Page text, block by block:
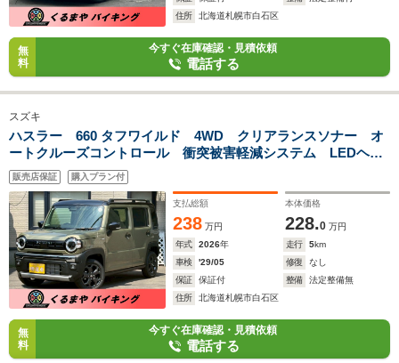
住所
北海道札幌市白石区
無
料
今すぐ在庫確認・見積依頼
電話する
スズキ
ハスラー 660 タフワイルド 4WD クリアランスソナー オ
ートクルーズコントロール 衝突被害軽減システム LEDヘッ
ドランプ ヘッドライトウォッシャー スマートキー アイド
リングストップ シートヒーター CVT 盗難防止システム
販売店保証 購入プラン付
支払総額
238 万円
本体価格
228.0 万円
年式
2026年 走行 5km
車検
'29/05 修復
なし
保証
保証付 整備
法定整備無
住所
北海道札幌市白石区
無
料
今すぐ在庫確認・見積依頼
電話する